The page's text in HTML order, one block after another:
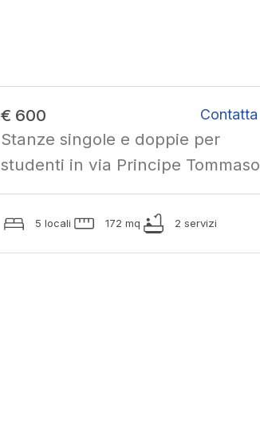
€ 600 Contatta
Stanze singole e doppie per
studenti in via Principe Tommaso
5 locali 172 mq 2 servizi